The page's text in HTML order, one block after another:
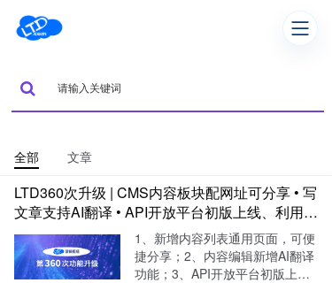
全部 文章
LTD360次升级 | CMS内容板块配网址可分享 • 写
文章支持AI翻译 • API开放平台初版上线、利用A
PI开发页面应用
1、新增内容列表通用页面，可便
捷分享；2、内容编辑新增AI翻译
功能；3、API开放平台初版上